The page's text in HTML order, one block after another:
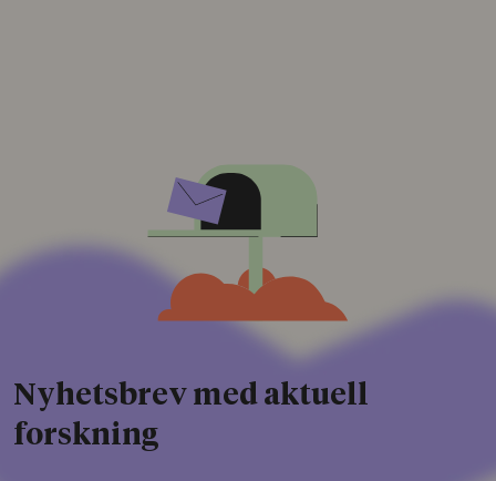
Nyhetsbrev med aktuell
forskning